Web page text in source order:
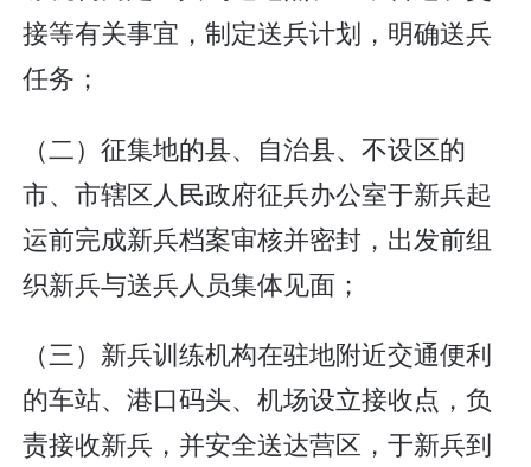
接等有关事宜，制定送兵计划，明确送兵
任务；
（二）征集地的县、自治县、不设区的
市、市辖区人民政府征兵办公室于新兵起
运前完成新兵档案审核并密封，出发前组
织新兵与送兵人员集体见面；
（三）新兵训练机构在驻地附近交通便利
的车站、港口码头、机场设立接收点，负
责接收新兵，并安全送达营区，于新兵到